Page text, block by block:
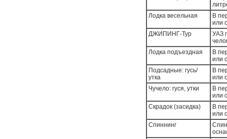
Лодка весельная
В
или
ДЖИПИНГ-Тур
УАЗ
Лодка подъездная
В
или
Подсадные: гусь/
утка
В
или
Чучело: гуся, утки
В
или
Скрадок (засидка)
В
или
Спиннинг